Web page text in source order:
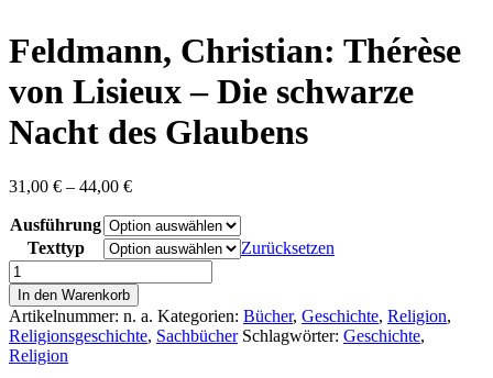
Feldmann, Christian: Thérèse
von Lisieux – Die schwarze
Nacht des Glaubens
31,00 € – 44,00 €Preisspanne:
bis
44,00 €
Ausführung
Texttyp
Zurücksetzen
Feldmann,
Christian:
Thérèse
von
Lisieux
-
In den Warenkorb
Artikelnummer: n. a. Kategorien: Bücher, Geschichte, Religion,
Religionsgeschichte, Sachbücher Schlagwörter: Geschichte,
Religion